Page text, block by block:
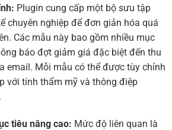
Plugin cung cấp một bộ sưu tập
chuyên nghiệp để đơn giản hóa quá
Các mẫu này bao gồm nhiều mục
báo đợt giảm giá đặc biệt đến thu
email. Mỗi mẫu có thể được tùy chỉnh
với tính thẩm mỹ và thông điệp
tiêu nâng cao: Mức độ liên quan là